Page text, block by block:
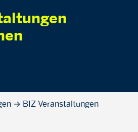
→ BIZ Veranstaltungen